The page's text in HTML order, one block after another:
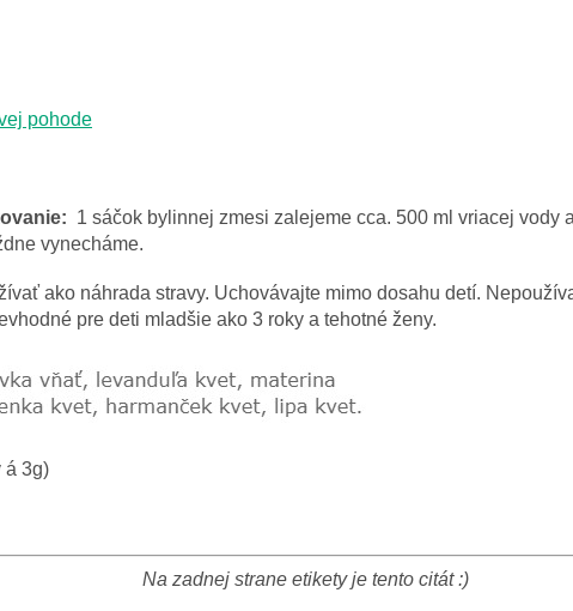
pohode
1 sáčok bylinnej zmesi zalejeme cca. 500 ml vriacej vody
vynecháme.
ako náhrada stravy. Uchovávajte mimo dosahu detí.
pre deti mladšie ako 3 roky a tehotné ženy.
á 3g)
Na zadnej strane etikety je tento citát :)